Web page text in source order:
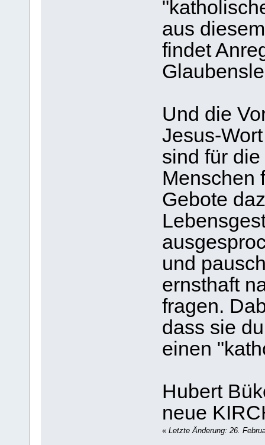
aus
findet
Und die
Jesus-
sind für
Menschen
Gebote
und
ernsthaft
fragen.
dass sie
einen
Hubert
neue
« Letzte Änderung: 26.